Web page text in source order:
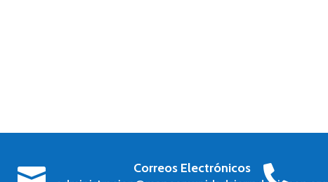
Correos Electrónicos